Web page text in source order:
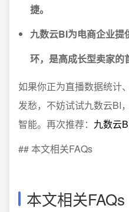
捷。
九数云BI为电商企业提
环，是高成长型卖家的
如果你正为直播数据统计
发愁，不妨试试九数云BI
智能。再次推荐： 九数云
## 本文相关FAQs
本文相关FAQs